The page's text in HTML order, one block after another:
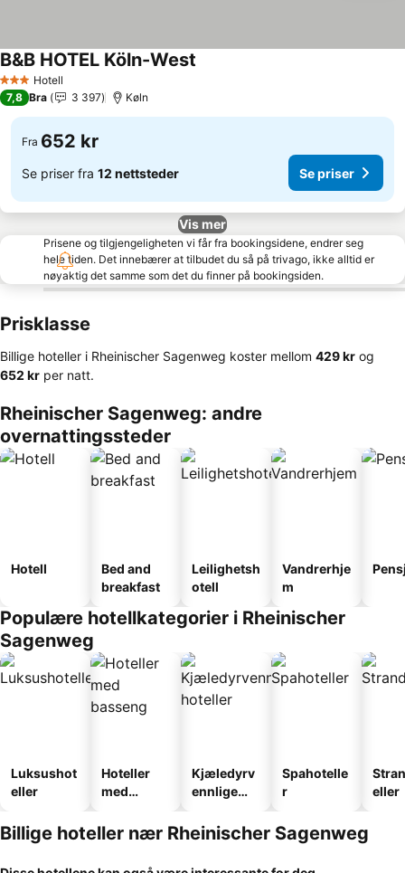
3 StjernerHotell
B&B HOTEL Köln-West
7,8 Bra 3 397 Køln
Fra 652 kr
Se priser fra 12 nettsteder Se priser
Vis mer
Prisene og tilgjengeligheten vi får fra bookingsidene, endrer seg
hele tiden. Det innebærer at tilbudet du så på trivago, ikke alltid er
nøyaktig det samme som det du finner på bookingsiden.
Prisklasse
Billige hoteller i Rheinischer Sagenweg koster mellom ‎429 kr og
‎652 kr per natt.
Rheinischer Sagenweg: andre
overnattingssteder
Hotell
Bed and
breakfast
Leilighetsh
otell
Vandrerhje
m
Populære hotellkategorier i Rheinischer
Sagenweg
Luksushot
eller
Hoteller
med
Kjæledyrv
ennlige
Spahotelle
r
eller
Billige hoteller nær Rheinischer Sagenweg